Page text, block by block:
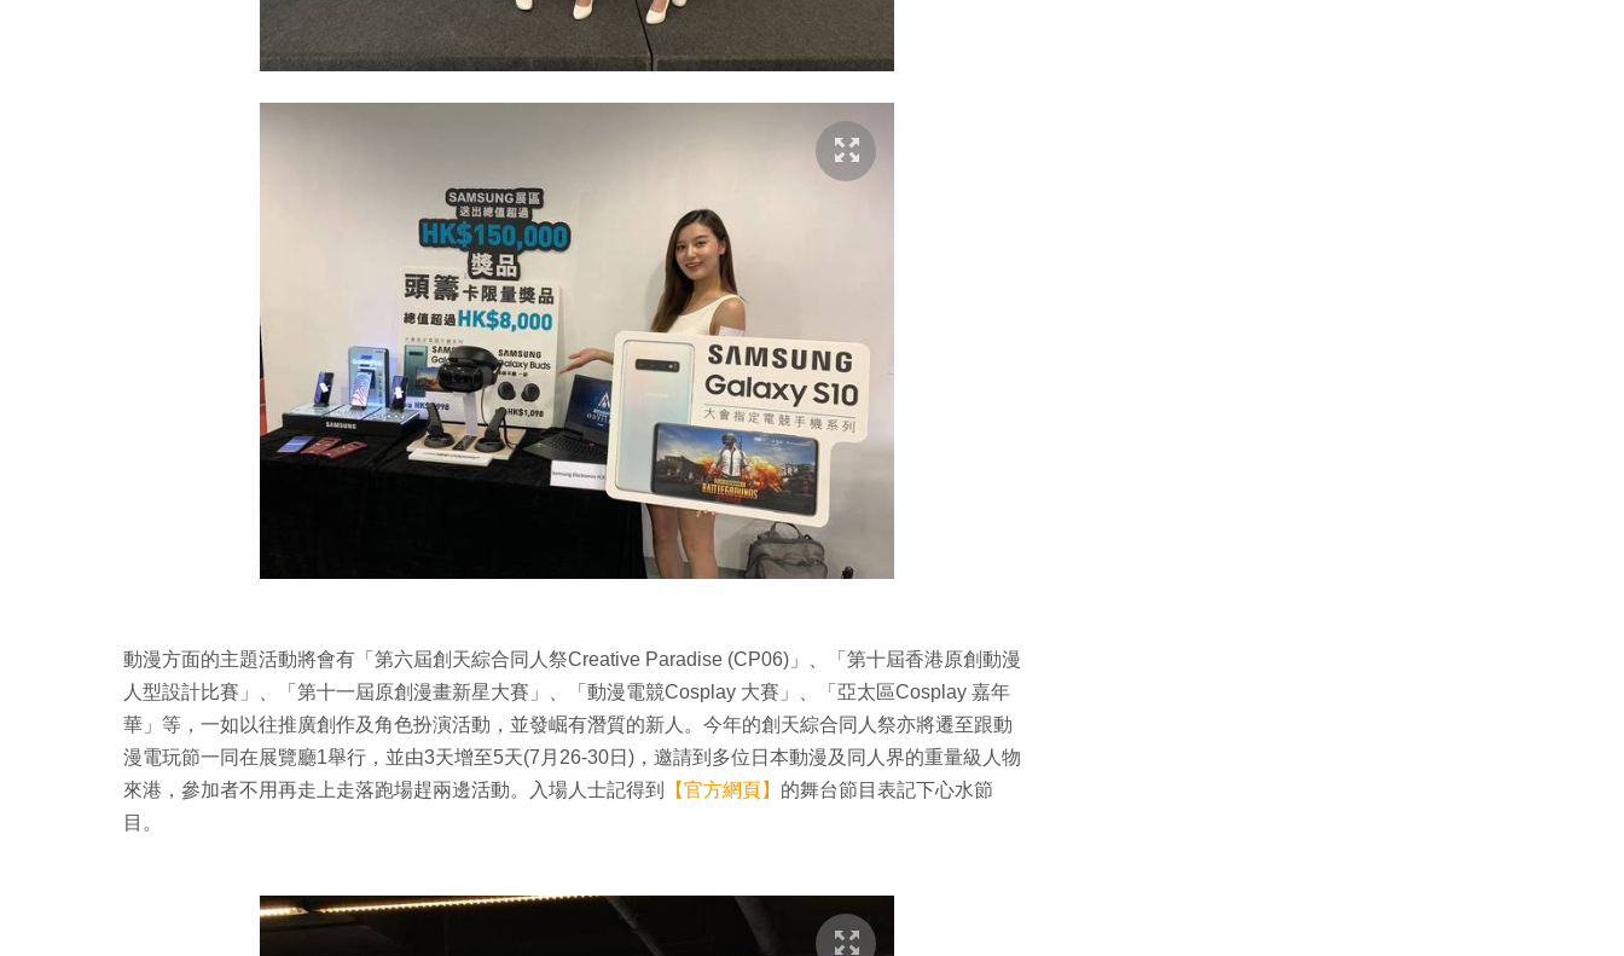
動漫方面的主題活動將會有「第六屆創天綜合同人祭Creative Paradise (CP06)」、「第十屆香港原創動漫
人型設計比賽」、「第十一屆原創漫畫新星大賽」、「動漫電競Cosplay 大賽」、「亞太區Cosplay 嘉年
華」等，一如以往推廣創作及角色扮演活動，並發崛有潛質的新人。今年的創天綜合同人祭亦將遷至跟動
漫電玩節一同在展覽廳1舉行，並由3天增至5天(7月26-30日)，邀請到多位日本動漫及同人界的重量級人物
來港，參加者不用再走上走落跑場趕兩邊活動。入場人士記得到
【官方網頁】 的舞台節目表記下心水節
目。